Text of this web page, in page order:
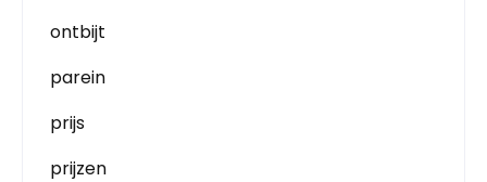
ontbijt
parein
prijs
prijzen